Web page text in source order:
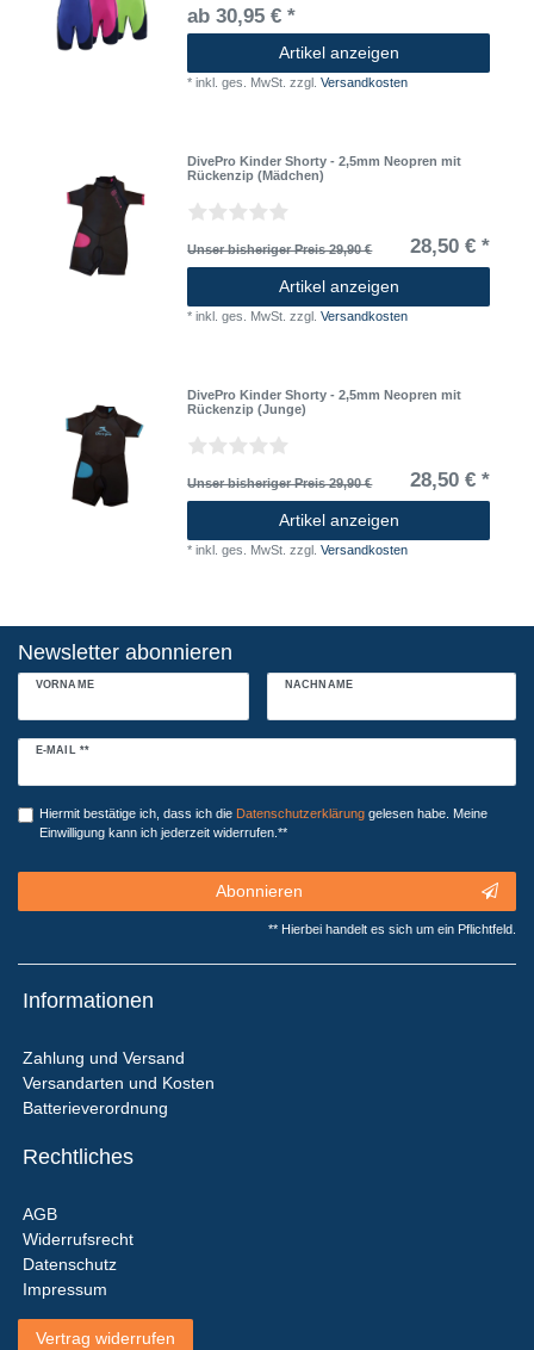
ab 30,95 € *
Artikel anzeigen
*inkl. ges. MwSt. zzgl.Versandkosten
DivePro Kinder Shorty - 2,5mm Neopren mit
Rückenzip (Mädchen)
Unser bisheriger Preis 29,90 € 28,50 € *
Artikel anzeigen
*inkl. ges. MwSt. zzgl.Versandkosten
DivePro Kinder Shorty - 2,5mm Neopren mit
Rückenzip (Junge)
Unser bisheriger Preis 29,90 € 28,50 € *
Artikel anzeigen
*inkl. ges. MwSt. zzgl.Versandkosten
Newsletter abonnieren
VORNAME NACHNAME
E-MAIL **
Newsletter
Hiermit bestätige ich, dass ich die Daten­schutz­erklärunggelesen habe. Meine
Einwilligung kann ich jederzeit widerrufen.**
Abonnieren
** Hierbei handelt es sich um ein Pflichtfeld.
Informationen
Zahlung und Versand
Versandarten und Kosten
Batterieverordnung
Rechtliches
AGB
Widerrufsrecht
Datenschutz
Impressum
Vertrag widerrufen